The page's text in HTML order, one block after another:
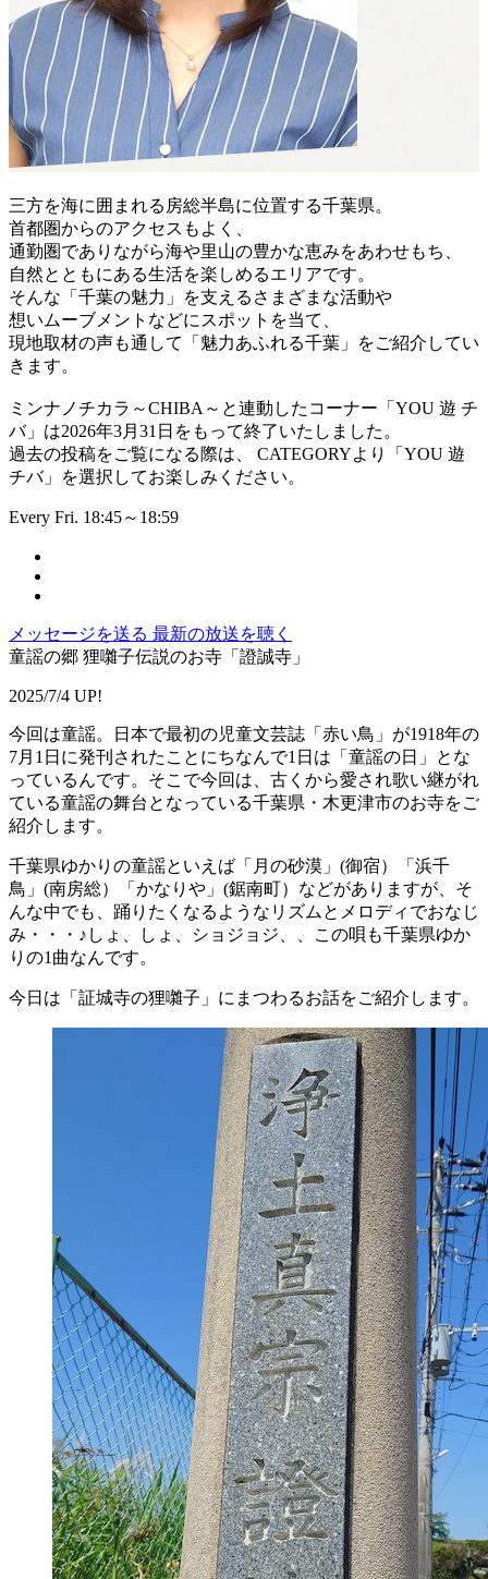
三方を海に囲まれる房総半島に位置する千葉県。
首都圏からのアクセスもよく、
通勤圏でありながら海や里山の豊かな恵みをあわせもち、
自然とともにある生活を楽しめるエリアです。
そんな「千葉の魅力」を支えるさまざまな活動や
想いムーブメントなどにスポットを当て、
現地取材の声も通して「魅力あふれる千葉」をご紹介してい
きます。
ミンナノチカラ～CHIBA～と連動したコーナー「YOU 遊 チ
バ」は2026年3月31日をもって終了いたしました。
過去の投稿をご覧になる際は、 CATEGORYより「YOU 遊
チバ」を選択してお楽しみください。
Every Fri. 18:45～18:59
メッセージを送る 最新の放送を聴く
童謡の郷 狸囃子伝説のお寺「證誠寺」
2025/7/4 UP!
今回は童謡。日本で最初の児童文芸誌「赤い鳥」が1918年の
7月1日に発刊されたことにちなんで1日は「童謡の日」とな
っているんです。そこで今回は、古くから愛され歌い継がれ
ている童謡の舞台となっている千葉県・木更津市のお寺をご
紹介します。
千葉県ゆかりの童謡といえば「月の砂漠」(御宿）「浜千
鳥」(南房総）「かなりや」(鋸南町）などがありますが、そ
んな中でも、踊りたくなるようなリズムとメロディでおなじ
み・・・♪しょ、しょ、ショジョジ、、この唄も千葉県ゆか
りの1曲なんです。
今日は「 証城寺の狸囃子」にまつわるお話をご紹介します。